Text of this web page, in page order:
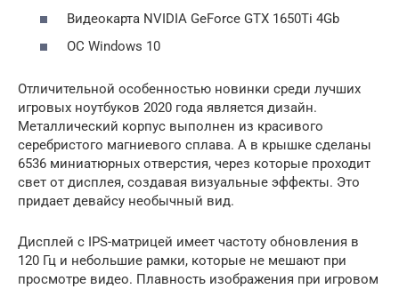
Видеокарта NVIDIA GeForce GTX 1650Ti 4Gb
ОС Windows 10
Отличительной особенностью новинки среди лучших
игровых ноутбуков 2020 года является дизайн.
Металлический корпус выполнен из красивого
серебристого магниевого сплава. А в крышке сделаны
6536 миниатюрных отверстия, через которые проходит
свет от дисплея, создавая визуальные эффекты. Это
придает девайсу необычный вид.
Дисплей с IPS-матрицей имеет частоту обновления в
120 Гц и небольшие рамки, которые не мешают при
просмотре видео. Плавность изображения при игровом